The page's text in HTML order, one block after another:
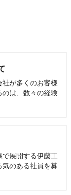
が多くのお客様
は、数々の経験
展開する伊藤工
のある社員を募